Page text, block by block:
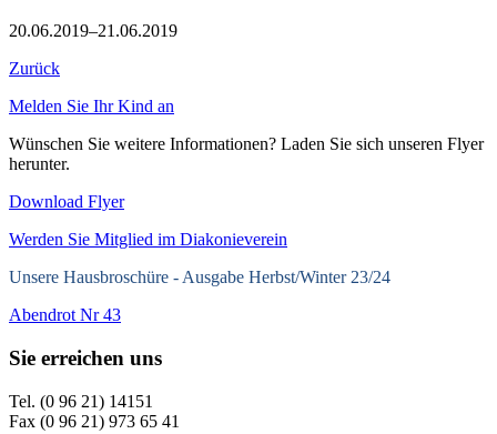
20.06.2019–21.06.2019
Zurück
Melden Sie Ihr Kind an
Wünschen Sie weitere Informationen? Laden Sie sich unseren Flyer
herunter.
Download Flyer
Werden Sie Mitglied im Diakonieverein
Unsere Hausbroschüre - Ausgabe Herbst/Winter 23/24
Abendrot Nr 43
Sie erreichen uns
Tel. (0 96 21) 14151
Fax (0 96 21) 973 65 41